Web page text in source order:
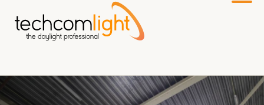
Zum